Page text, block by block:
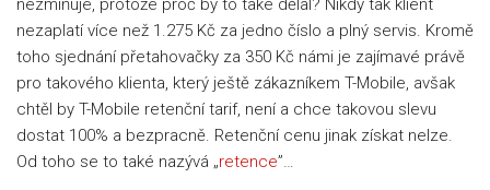
nezmiňuje, protože proč by to také dělal? Nikdy tak klient
nezaplatí více než 1.275 Kč za jedno číslo a plný servis. Kromě
toho sjednání přetahovačky za 350 Kč námi je zajímavé právě
pro takového klienta, který ještě zákazníkem T-Mobile, avšak
chtěl by T-Mobile retenční tarif, není a chce takovou slevu
dostat 100% a bezpracně. Retenční cenu jinak získat nelze.
Od toho se to také nazývá „retence”…